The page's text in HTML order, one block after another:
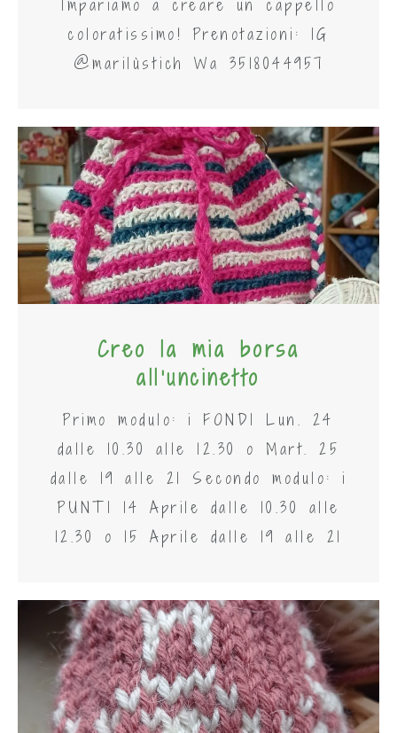
Impariamo a creare un cappello
coloratissimo! Prenotazioni: IG
@marilùstich Wa 3518044957
Creo la mia borsa
all'uncinetto
Primo modulo: i FONDI Lun. 24
dalle 10.30 alle 12.30 o Mart. 25
dalle 19 alle 21 Secondo modulo: i
PUNTI 14 Aprile dalle 10.30 alle
12.30 o 15 Aprile dalle 19 alle 21